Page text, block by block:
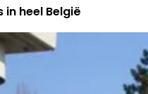
heel België